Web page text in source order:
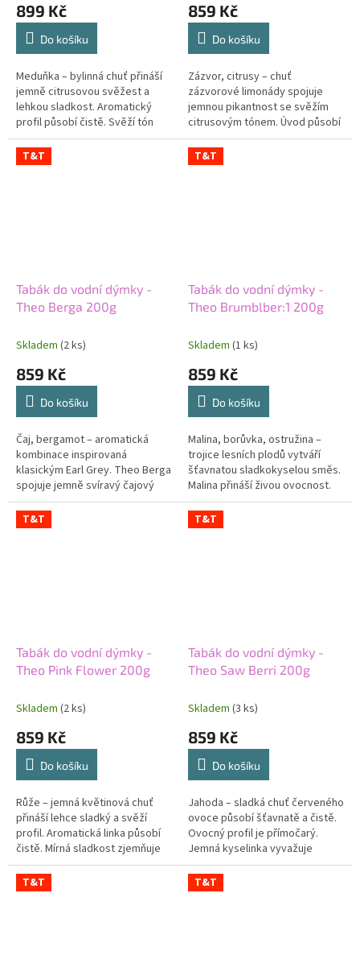
899 Kč
Do košíku
Meduňka – bylinná chuť přináší
jemně citrusovou svěžest a
lehkou sladkost. Aromatický
profil působí čistě. Svěží tón
odlehčuje plnější základ. Silný
tabák dodává meduňce...
859 Kč
Do košíku
Zázvor, citrusy – chuť
zázvorové limonády spojuje
jemnou pikantnost se svěžím
citrusovým tónem. Úvod působí
živě a kořeněně. Sladší
limonádový charakter zázvor
postupně...
T&T
Tabák do vodní dýmky -
Theo Berga 200g
Skladem (2 ks)
859 Kč
Do košíku
Čaj, bergamot – aromatická
kombinace inspirovaná
klasickým Earl Grey. Theo Berga
spojuje jemně svíravý čajový
základ s citrusově květinovým
bergamotem. Obě složky
vytvářejí...
T&T
Tabák do vodní dýmky -
Theo Brumblber:1 200g
Skladem (1 ks)
859 Kč
Do košíku
Malina, borůvka, ostružina –
trojice lesních plodů vytváří
šťavnatou sladkokyselou směs.
Malina přináší živou ovocnost.
Borůvka chuť zakulacuje a
ostružina přidává tmavší tón....
T&T
Tabák do vodní dýmky -
Theo Pink Flower 200g
Skladem (2 ks)
859 Kč
Do košíku
Růže – jemná květinová chuť
přináší lehce sladký a svěží
profil. Aromatická linka působí
čistě. Mírná sladkost zjemňuje
květinový charakter. Střední síla
udržuje růži dobře...
T&T
Tabák do vodní dýmky -
Theo Saw Berri 200g
Skladem (3 ks)
859 Kč
Do košíku
Jahoda – sladká chuť červeného
ovoce působí šťavnatě a čistě.
Ovocný profil je přímočarý.
Jemná kyselinka vyvažuje
jahodovou sladkost. Střední síla
dodává příchuti plnější...
T&T T&T